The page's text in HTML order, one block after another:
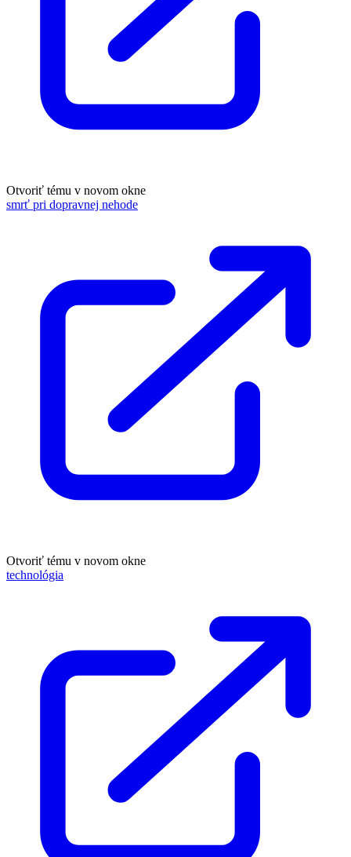
Otvoriť tému v novom okne
smrť pri dopravnej nehode
Otvoriť tému v novom okne
technológia